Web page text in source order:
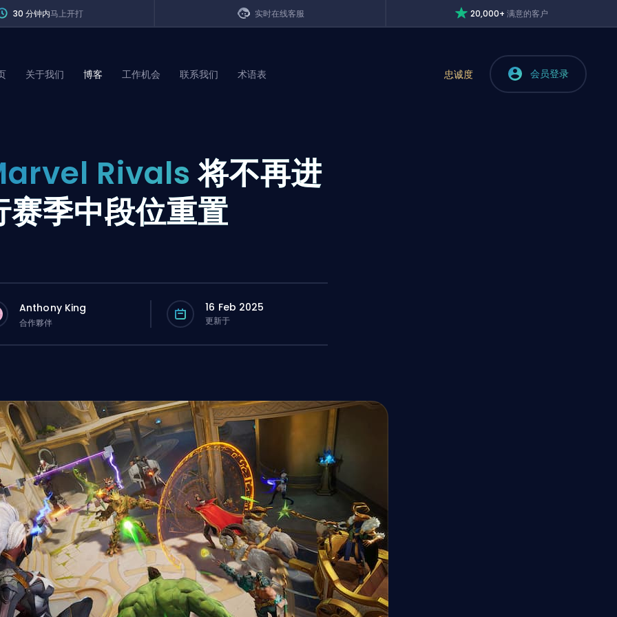
30 分钟内马上开打 实时在线客服 20,000+满意的客户
关于我们 博客 工作机会 联系我们 术语表 忠诚度 会员登录
Rivals将不再进
赛季中段位重置
Anthony King
合作夥伴
16 Feb 2025
更新于